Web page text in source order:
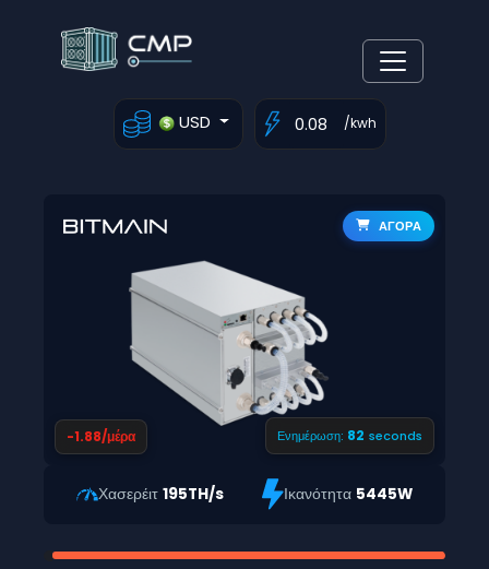
USD /kwh
ΑΓΟΡΑ
-1.88/μέρα Ενημέρωση:81 seconds
Χασερέιτ195TH/s Ικανότητα 5445W